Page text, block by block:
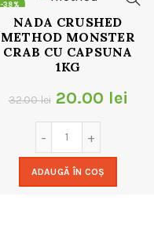
-38%
NADA CRUSHED
METHOD MONSTER
CRAB CU CAPSUNA
1KG
32.00lei Prețul
inițial
a
fost:
20.00 lei
ADAUGĂ ÎN COȘ